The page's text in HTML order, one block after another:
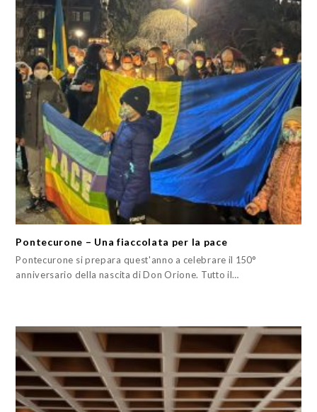
Pontecurone – Una fiaccolata per la pace
Pontecurone si prepara quest'anno a celebrare il 150°
anniversario della nascita di Don Orione. Tutto il…